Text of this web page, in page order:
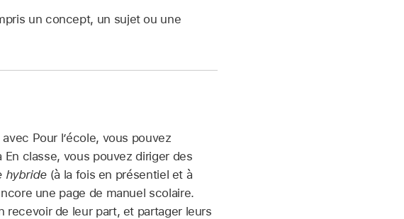
un concept, un sujet ou une
Pour l’école, vous pouvez
En classe, vous pouvez diriger des
hybride (à la fois en présentiel et à
une page de manuel scolaire.
recevoir de leur part, et partager leurs